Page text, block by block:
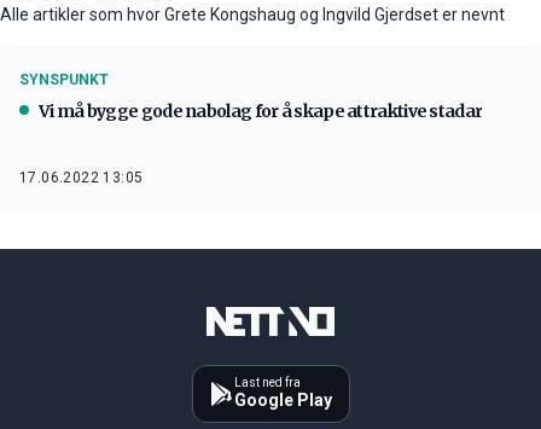
Alle artikler som hvor Grete Kongshaug og Ingvild Gjerdset er nevnt
SYNSPUNKT
Vi må bygge gode nabolag for å skape attraktive stadar
17.06.2022 13:05
Last ned fra
Google Play